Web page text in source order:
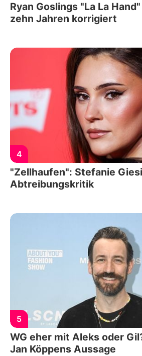
Ryan Goslings "La La
zehn Jahren korrigiert
4
"Zellhaufen": Stefanie
Abtreibungskritik
5
WG eher mit Aleks oder
Jan Köppens Aussage